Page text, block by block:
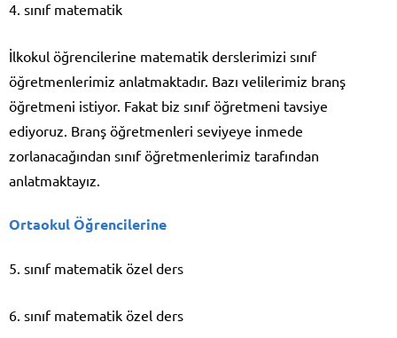
4. sınıf matematik
İlkokul öğrencilerine matematik derslerimizi sınıf
öğretmenlerimiz anlatmaktadır. Bazı velilerimiz branş
öğretmeni istiyor. Fakat biz sınıf öğretmeni tavsiye
ediyoruz. Branş öğretmenleri seviyeye inmede
zorlanacağından sınıf öğretmenlerimiz tarafından
anlatmaktayız.
Ortaokul Öğrencilerine
5. sınıf matematik özel ders
6. sınıf matematik özel ders